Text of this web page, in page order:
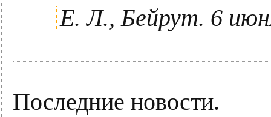
Е. Л., Бейрут. 6
Последние новости.